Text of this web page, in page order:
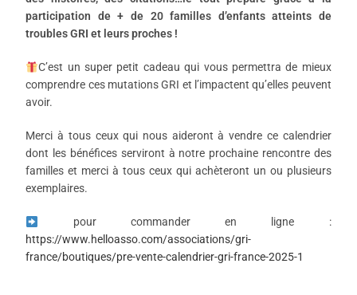
participation de + de 20 familles d’enfants atteints de
troubles GRI et leurs proches !
C’est un super petit cadeau qui vous permettra de mieux
comprendre ces mutations GRI et l’impactent qu’elles peuvent
avoir.
Merci à tous ceux qui nous aideront à vendre ce calendrier
dont les bénéfices serviront à notre prochaine rencontre des
familles et merci à tous ceux qui achèteront un ou plusieurs
exemplaires.
pour commander en ligne :
https://www.helloasso.com/associations/gri-
france/boutiques/pre-vente-calendrier-gri-france-2025-1